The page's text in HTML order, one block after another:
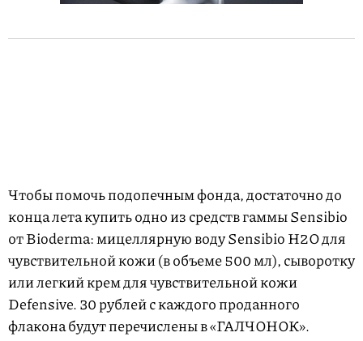
Чтобы помочь подопечным фонда, достаточно до
конца лета купить одно из средств гаммы Sensibio
от Bioderma: мицеллярную воду Sensibio Н2О для
чувствительной кожи (в объеме 500 мл), сыворотку
или легкий крем для чувствительной кожи
Defensive. 30 рублей с каждого проданного
флакона будут перечислены в «ГАЛЧОНОК».